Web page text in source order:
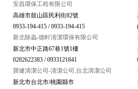
安昌環保工程有限公司
高雄市鼓山區民利街82號
0933-194-415 / 0933-194-415
新北除蟲-德軒清潔環保有限公司
新北市中正路67巷1號1樓
0282622383 / 0933121841
寶健清潔公司-清潔公司,台北清潔公司
新北市台北市/桃園縣市